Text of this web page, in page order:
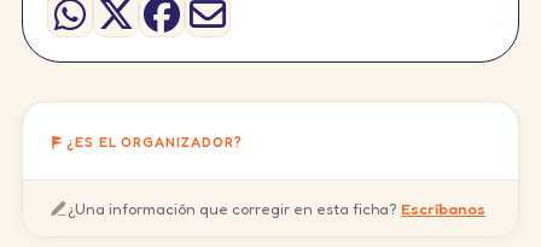
¿ES EL ORGANIZADOR?
¿Una información que corregir en esta ficha? Escríbanos